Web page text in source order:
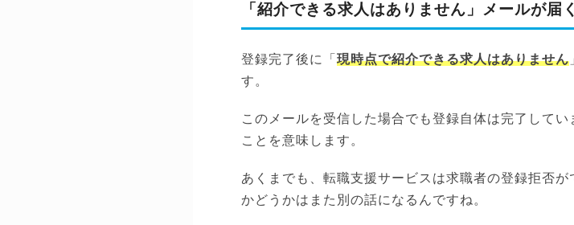
「紹介できる求人はありません」メールが届く
登録完了後に「現時点で紹介できる求人はありません
す。
このメールを受信した場合でも登録自体は完了して
ことを意味します。
あくまでも、転職支援サービスは求職者の登録拒否
かどうかはまた別の話になるんですね。